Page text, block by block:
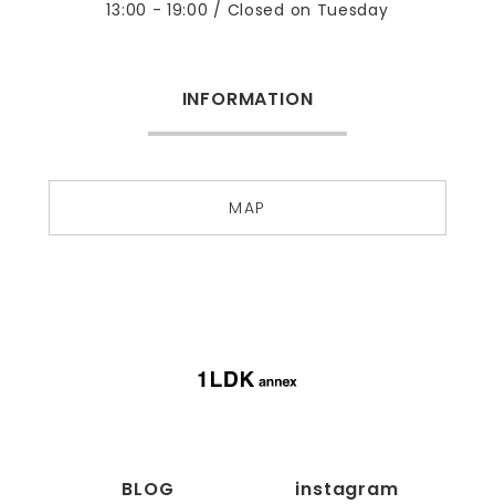
13:00 - 19:00 / Closed on Tuesday
INFORMATION
MAP
BLOG instagram